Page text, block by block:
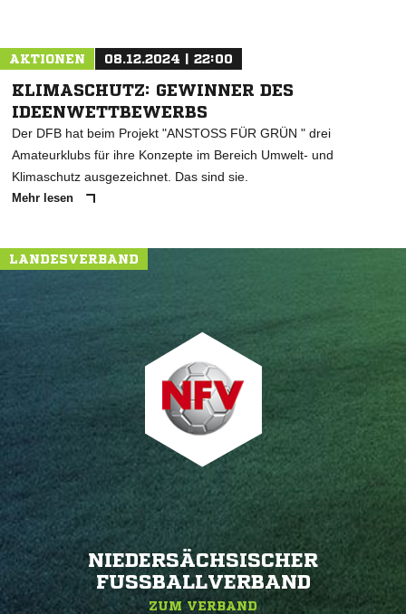
AKTIONEN 08.12.2024 | 22:00
KLIMASCHUTZ: GEWINNER DES
IDEENWETTBEWERBS
Der DFB hat beim Projekt "ANSTOSS FÜR GRÜN " drei
Amateurklubs für ihre Konzepte im Bereich Umwelt- und
Klimaschutz ausgezeichnet. Das sind sie.
Mehr lesen
LANDESVERBAND
NIEDERSÄCHSISCHER
FUSSBALLVERBAND
ZUM VERBAND